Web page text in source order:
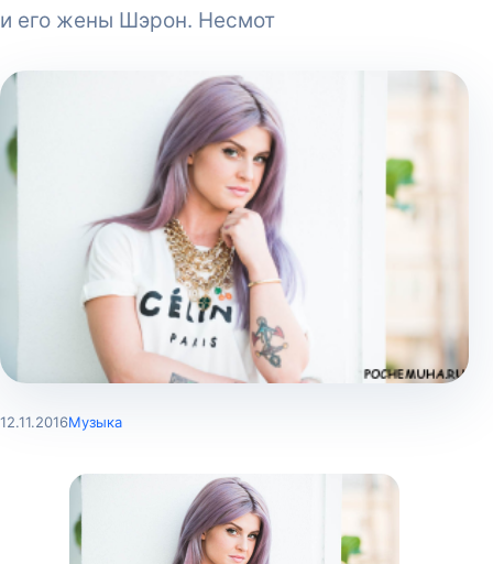
и его жены Шэрон. Несмот
12.11.2016Музыка